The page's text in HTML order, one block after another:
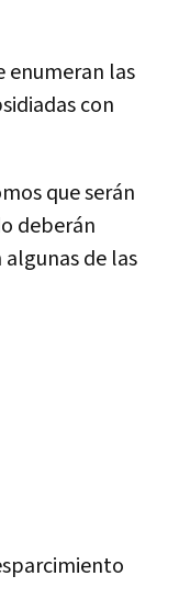
enumeran las
con
que serán
deberán
de las